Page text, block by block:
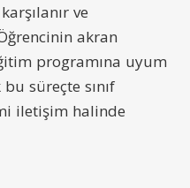
ve
akran
programına uyum
süreçte sınıf
iletişim halinde